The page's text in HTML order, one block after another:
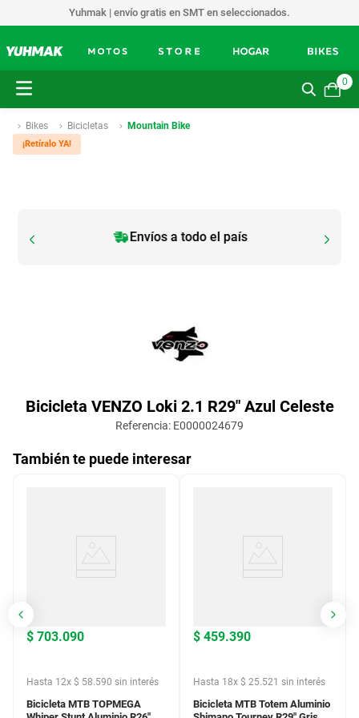
Yuhmak | envío gratis en SMT en seleccionados.
0
Bikes Bicicletas Mountain Bike
¡Retíralo YA!
Envíos a todo el país
Bicicleta VENZO Loki 2.1 R29" Azul Celeste
Referencia: E0000024679
También te puede interesar
$ 703.090
Hasta 12x $ 58.590 sin interés
Bicicleta MTB TOPMEGA
$ 459.390
Hasta 18x $ 25.521 sin interés
Bicicleta MTB Totem Aluminio